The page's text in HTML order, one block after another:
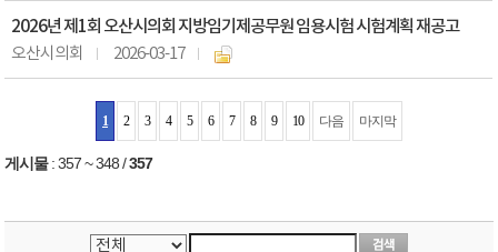
2026년 제1회 오산시의회 지방임기제공무원 임용시험 시험계획 재공고
오산시의회 2026-03-17
1 2 3 4 5 6 7 8 9 10 다음 마지막
게시물:357 ~ 348 /357